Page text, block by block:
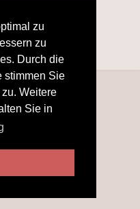
zu
zu
Durch die
stimmen Sie
Weitere
Sie in